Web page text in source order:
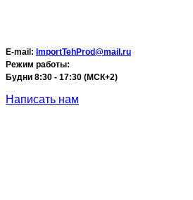
E-mail: ImportTehProd@mail.ru
Режим работы:
Будни 8:30 - 17:30 (МСК+2)
Написать нам